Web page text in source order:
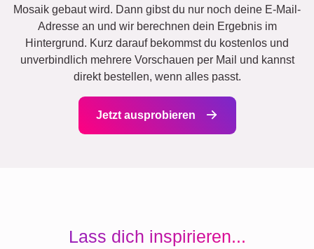
Mosaik gebaut wird. Dann gibst du nur noch deine E-Mail-
Adresse an und wir berechnen dein Ergebnis im
Hintergrund. Kurz darauf bekommst du kostenlos und
unverbindlich mehrere Vorschauen per Mail und kannst
direkt bestellen, wenn alles passt.
Jetzt ausprobieren
Lass dich inspirieren...